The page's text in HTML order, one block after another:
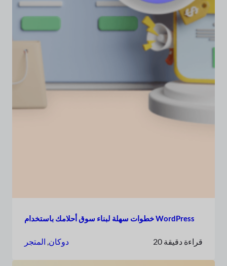
خطوات سهلة لبناء سوق أحلامك باستخدام WordPress
دوكان المتجر 20 قراءة دقيقة